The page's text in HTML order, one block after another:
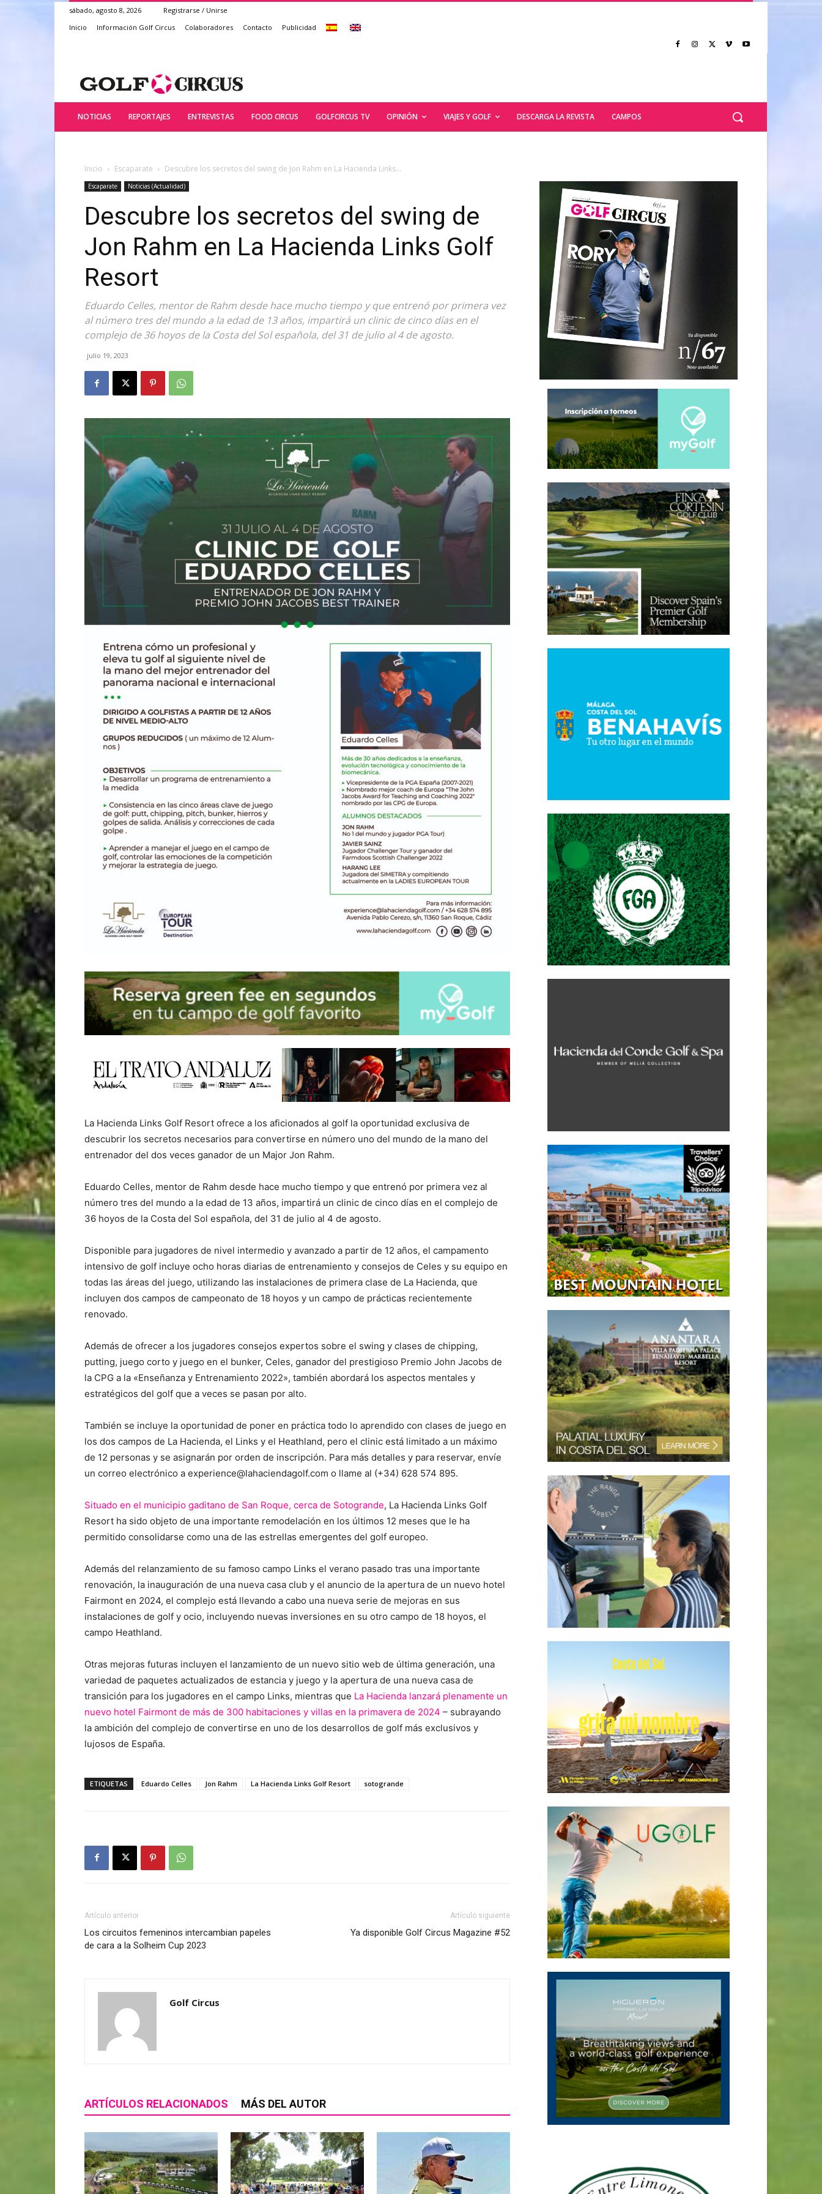
sábado, agosto 8, 2026
Registrarse / Unirse
Inicio
Información Golf Circus Colaboradores Contacto Publicidad
NOTICIAS REPORTAJES ENTREVISTAS FOOD CIRCUS GOLFCIRCUS TV OPINIÓN VIAJES Y GOLF DESCARGA LA REVISTA CAMPOS
Inicio Escaparate Descubre los secretos del swing de Jon Rahm en La Hacienda Links...
Escaparate Noticias (Actualidad)
Descubre los secretos del swing de
Jon Rahm en La Hacienda Links Golf
Resort
Eduardo Celles, mentor de Rahm desde hace mucho tiempo y que entrenó por primera vez
al número tres del mundo a la edad de 13 años, impartirá un clinic de cinco días en el
complejo de 36 hoyos de la Costa del Sol española, del 31 de julio al 4 de agosto.
julio 19, 2023
La Hacienda Links Golf Resort ofrece a los aficionados al golf la oportunidad exclusiva de
descubrir los secretos necesarios para convertirse en número uno del mundo de la mano del
entrenador del dos veces ganador de un Major Jon Rahm.
Eduardo Celles, mentor de Rahm desde hace mucho tiempo y que entrenó por primera vez al
número tres del mundo a la edad de 13 años, impartirá un clinic de cinco días en el complejo de
36 hoyos de la Costa del Sol española, del 31 de julio al 4 de agosto.
Disponible para jugadores de nivel intermedio y avanzado a partir de 12 años, el campamento
intensivo de golf incluye ocho horas diarias de entrenamiento y consejos de Celes y su equipo en
todas las áreas del juego, utilizando las instalaciones de primera clase de La Hacienda, que
incluyen dos campos de campeonato de 18 hoyos y un campo de prácticas recientemente
renovado.
Además de ofrecer a los jugadores consejos expertos sobre el swing y clases de chipping,
putting, juego corto y juego en el bunker, Celes, ganador del prestigioso Premio John Jacobs de
la CPG a la «Enseñanza y Entrenamiento 2022», también abordará los aspectos mentales y
estratégicos del golf que a veces se pasan por alto.
También se incluye la oportunidad de poner en práctica todo lo aprendido con clases de juego en
los dos campos de La Hacienda, el Links y el Heathland, pero el clinic está limitado a un máximo
de 12 personas y se asignarán por orden de inscripción. Para más detalles y para reservar, envíe
un correo electrónico a experience@lahaciendagolf.com o llame al (+34) 628 574 895.
Situado en el municipio gaditano de San Roque, cerca de Sotogrande, La Hacienda Links Golf
Resort ha sido objeto de una importante remodelación en los últimos 12 meses que le ha
permitido consolidarse como una de las estrellas emergentes del golf europeo.
Además del relanzamiento de su famoso campo Links el verano pasado tras una importante
renovación, la inauguración de una nueva casa club y el anuncio de la apertura de un nuevo hotel
Fairmont en 2024, el complejo está llevando a cabo una nueva serie de mejoras en sus
instalaciones de golf y ocio, incluyendo nuevas inversiones en su otro campo de 18 hoyos, el
campo Heathland.
Otras mejoras futuras incluyen el lanzamiento de un nuevo sitio web de última generación, una
variedad de paquetes actualizados de estancia y juego y la apertura de una nueva casa de
transición para los jugadores en el campo Links, mientras que La Hacienda lanzará plenamente un
nuevo hotel Fairmont de más de 300 habitaciones y villas en la primavera de 2024 – subrayando
la ambición del complejo de convertirse en uno de los desarrollos de golf más exclusivos y
lujosos de España.
ETIQUETAS Eduardo Celles Jon Rahm La Hacienda Links Golf Resort sotogrande
Artículo anterior
Los circuitos femeninos intercambian papeles
de cara a la Solheim Cup 2023
Artículo siguiente
Ya disponible Golf Circus Magazine #52
Golf Circus
ARTÍCULOS RELACIONADOS MÁS DEL AUTOR